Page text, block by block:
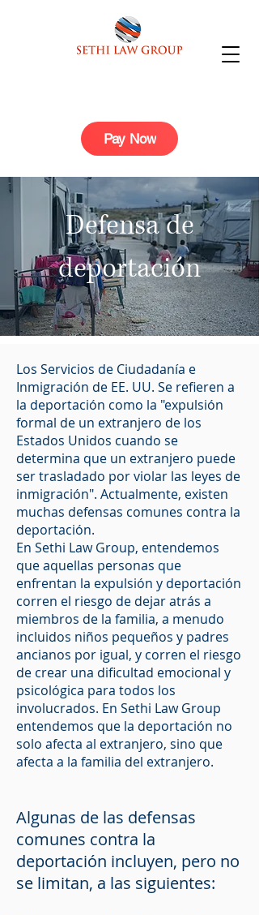
Pay Now
Defensa de
deportación
Los Servicios de Ciudadanía e
Inmigración de EE. UU. Se refieren a
la deportación como la "expulsión
formal de un extranjero de los
Estados Unidos cuando se
determina que un extranjero puede
ser trasladado por violar las leyes de
inmigración". Actualmente, existen
muchas defensas comunes contra la
deportación.
En Sethi Law Group, entendemos
que aquellas personas que
enfrentan la expulsión y deportación
corren el riesgo de dejar atrás a
miembros de la familia, a menudo
incluidos niños pequeños y padres
ancianos por igual, y corren el riesgo
de crear una dificultad emocional y
psicológica para todos los
involucrados. En Sethi Law Group
entendemos que la deportación no
solo afecta al extranjero, sino que
afecta a la familia del extranjero.
Algunas de las defensas
comunes contra la
deportación incluyen, pero no
se limitan, a las siguientes: